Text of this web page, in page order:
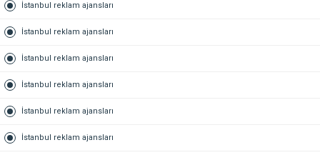
İstanbul reklam ajansları
İstanbul reklam ajansları
İstanbul reklam ajansları
İstanbul reklam ajansları
İstanbul reklam ajansları
İstanbul reklam ajansları